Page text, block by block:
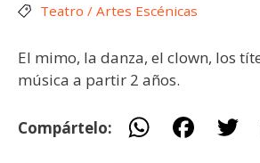
Teatro / Artes Escénicas
El mimo, la danza, el clown, los
música a partir 2 años.
Compártelo: W